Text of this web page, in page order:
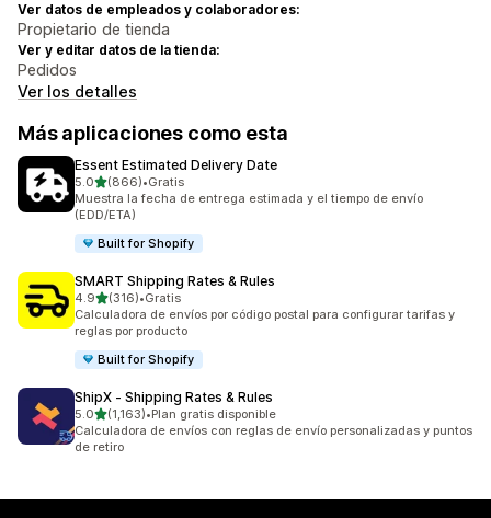
Ver datos de empleados y colaboradores:
Propietario de tienda
Ver y editar datos de la tienda:
Pedidos
Ver los detalles
Más aplicaciones como esta
Essent Estimated Delivery Date
5.0de 5 estrellas
(866)
866 reseñas en total
•Gratis
Muestra la fecha de entrega estimada y el tiempo de envío
(EDD/ETA)
Built for Shopify
SMART Shipping Rates & Rules
4.9de 5 estrellas
(316)
316 reseñas en total
•Gratis
Calculadora de envíos por código postal para configurar tarifas y
reglas por producto
Built for Shopify
ShipX ‑ Shipping Rates & Rules
5.0de 5 estrellas
(1,163)
1163 reseñas en total
•Plan gratis disponible
Calculadora de envíos con reglas de envío personalizadas y puntos
de retiro